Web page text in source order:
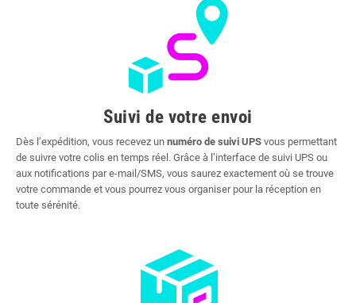
Suivi de votre envoi
Dès l’expédition, vous recevez un numéro de suivi UPS vous permettant
de suivre votre colis en temps réel. Grâce à l’interface de suivi UPS ou
aux notifications par e-mail/SMS, vous saurez exactement où se trouve
votre commande et vous pourrez vous organiser pour la réception en
toute sérénité.